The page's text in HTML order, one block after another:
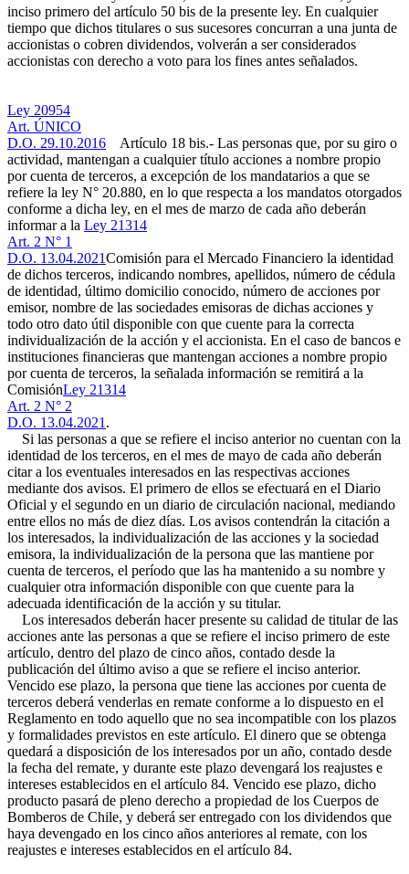
inciso primero del artículo 50 bis de la presente ley. En cualquier
tiempo que dichos titulares o sus sucesores concurran a una junta de
accionistas o cobren dividendos, volverán a ser considerados
accionistas con derecho a voto para los fines antes señalados.
Ley 20954
Art. ÚNICO
D.O. 29.10.2016 Artículo 18 bis.- Las personas que, por su giro o
actividad, mantengan a cualquier título acciones a nombre propio
por cuenta de terceros, a excepción de los mandatarios a que se
refiere la ley N° 20.880, en lo que respecta a los mandatos otorgados
conforme a dicha ley, en el mes de marzo de cada año deberán
informar a la Ley 21314
Art. 2 N° 1
D.O. 13.04.2021Comisión para el Mercado Financiero la identidad
de dichos terceros, indicando nombres, apellidos, número de cédula
de identidad, último domicilio conocido, número de acciones por
emisor, nombre de las sociedades emisoras de dichas acciones y
todo otro dato útil disponible con que cuente para la correcta
individualización de la acción y el accionista. En el caso de bancos e
instituciones financieras que mantengan acciones a nombre propio
por cuenta de terceros, la señalada información se remitirá a la
ComisiónLey 21314
Art. 2 N° 2
D.O. 13.04.2021 .
Si las personas a que se refiere el inciso anterior no cuentan con la
identidad de los terceros, en el mes de mayo de cada año deberán
citar a los eventuales interesados en las respectivas acciones
mediante dos avisos. El primero de ellos se efectuará en el Diario
Oficial y el segundo en un diario de circulación nacional, mediando
entre ellos no más de diez días. Los avisos contendrán la citación a
los interesados, la individualización de las acciones y la sociedad
emisora, la individualización de la persona que las mantiene por
cuenta de terceros, el período que las ha mantenido a su nombre y
cualquier otra información disponible con que cuente para la
adecuada identificación de la acción y su titular.
Los interesados deberán hacer presente su calidad de titular de las
acciones ante las personas a que se refiere el inciso primero de este
artículo, dentro del plazo de cinco años, contado desde la
publicación del último aviso a que se refiere el inciso anterior.
Vencido ese plazo, la persona que tiene las acciones por cuenta de
terceros deberá venderlas en remate conforme a lo dispuesto en el
Reglamento en todo aquello que no sea incompatible con los plazos
y formalidades previstos en este artículo. El dinero que se obtenga
quedará a disposición de los interesados por un año, contado desde
la fecha del remate, y durante este plazo devengará los reajustes e
intereses establecidos en el artículo 84. Vencido ese plazo, dicho
producto pasará de pleno derecho a propiedad de los Cuerpos de
Bomberos de Chile, y deberá ser entregado con los dividendos que
haya devengado en los cinco años anteriores al remate, con los
reajustes e intereses establecidos en el artículo 84.